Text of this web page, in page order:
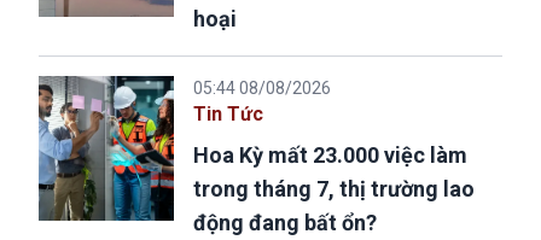
hoại
05:44 08/08/2026
Tin Tức
Hoa Kỳ mất 23.000 việc làm
trong tháng 7, thị trường lao
động đang bất ổn?